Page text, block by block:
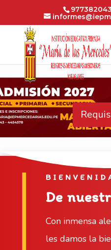
De
Con inmensa
les damos la